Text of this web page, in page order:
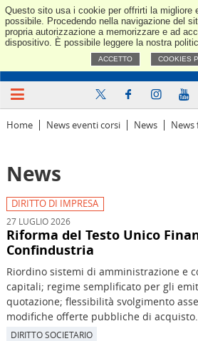
Questo sito usa i cookie per offrirti la migliore
possibile. Procedendo nella navigazione del
propria autorizzazione a memorizzare e ad
dispositivo. È possibile leggere la nostra
ACCETTO COOKIES
Home News eventi corsi News News
News
DIRITTO DI IMPRESA
27 LUGLIO 2026
Riforma del Testo Unico
Confindustria
Riordino sistemi di amministrazione e
capitali; regime semplificato per gli
quotazione; flessibilità svolgimento
modifiche offerte pubbliche di acquisto.
DIRITTO SOCIETARIO